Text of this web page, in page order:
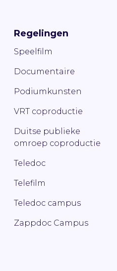
Regelingen
Speelfilm
Documentaire
Podiumkunsten
VRT coproductie
Duitse publieke
omroep coproductie
Teledoc
Telefilm
Teledoc campus
Zappdoc Campus